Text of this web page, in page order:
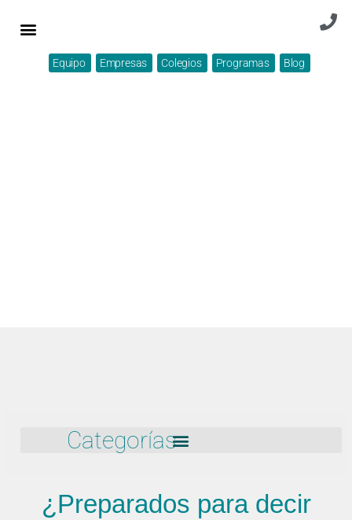
Equipo Empresas Colegios Programas Blog
¿Preparados para decir
Categorías